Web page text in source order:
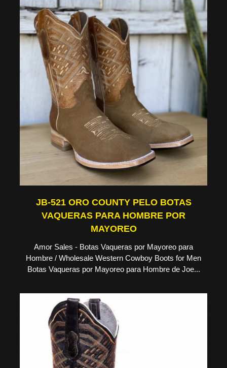
JB-521 ORO COUNTY PELO BOTAS
VAQUERAS PARA HOMBRE POR
MAYOREO
Amor Sales - Botas Vaqueras por Mayoreo para
Hombre / Wholesale Western Cowboy Boots for Men
Botas Vaqueras por Mayoreo para Hombre de Joe...